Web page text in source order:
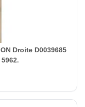
Droite D0039685